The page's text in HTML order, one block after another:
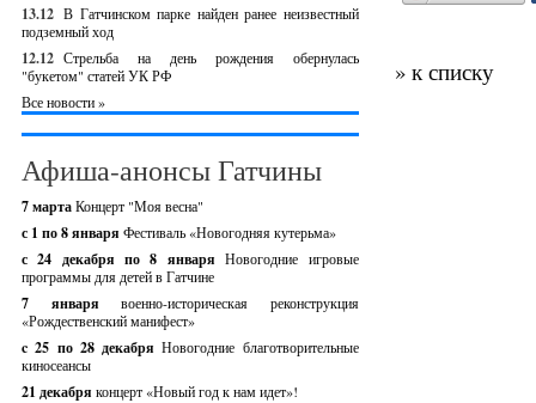
13.12 В Гатчинском парке найден ранее неизвестный
подземный ход
12.12 Стрельба на день рождения обернулась
"букетом" статей УК РФ
Все новости »
Афиша-анонсы Гатчины
7 мартаКонцерт "Моя весна"
с 1 по 8 января Фестиваль «Новогодняя кутерьма»
с 24 декабря по 8 январяНовогодние игровые
программы для детей в Гатчине
7 январявоенно-историческая реконструкция
«Рождественский манифест»
c 25 по 28 декабряНовогодние благотворительные
киносеансы
21 декабря концерт «Новый год к нам идет»!
» к списку